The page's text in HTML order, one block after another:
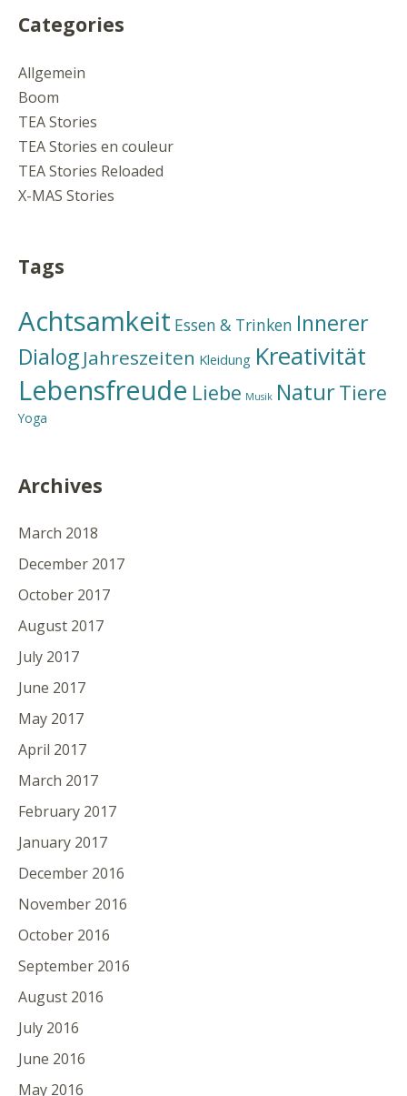
Categories
Allgemein
Boom
TEA Stories
TEA Stories en couleur
TEA Stories Reloaded
X-MAS Stories
Tags
Achtsamkeit Essen & Trinken Innerer
Dialog Jahreszeiten Kleidung Kreativität
Lebensfreude Liebe Musik NaturTiere
Yoga
Archives
March 2018
December 2017
October 2017
August 2017
July 2017
June 2017
May 2017
April 2017
March 2017
February 2017
January 2017
December 2016
November 2016
October 2016
September 2016
August 2016
July 2016
June 2016
May 2016